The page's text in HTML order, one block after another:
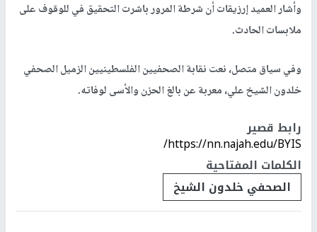
وأشار العميد إرزيقات أن شرطة المرور باشرت التحقيق في للوقوف على
ملابسات الحادث.
وفي سياق متصل، نعت نقابة الصحفيين الفلسطينيين الزميل الصحفي
خلدون الشيخ علي، معربة عن بالغ الحزن والأسى لوفاته.
رابط قصير
https://nn.najah.edu/BYIS/
الكلمات المفتاحية
الصحفي خلدون الشيخ